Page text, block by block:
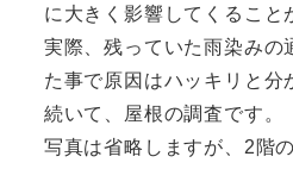
に大きく影響してくること
実際、残っていた雨染みの
た事で原因はハッキリと分
続いて、屋根の調査です。
写真は省略しますが、2階